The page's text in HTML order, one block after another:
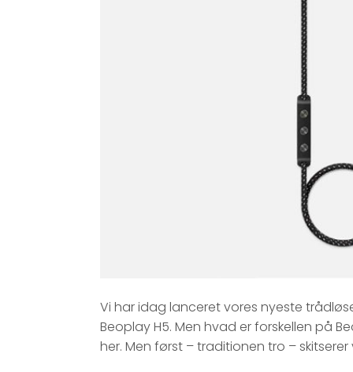
Vi har idag lanceret vores nyeste
Beoplay H5. Men hvad er forskellen på
her. Men først – traditionen tro –